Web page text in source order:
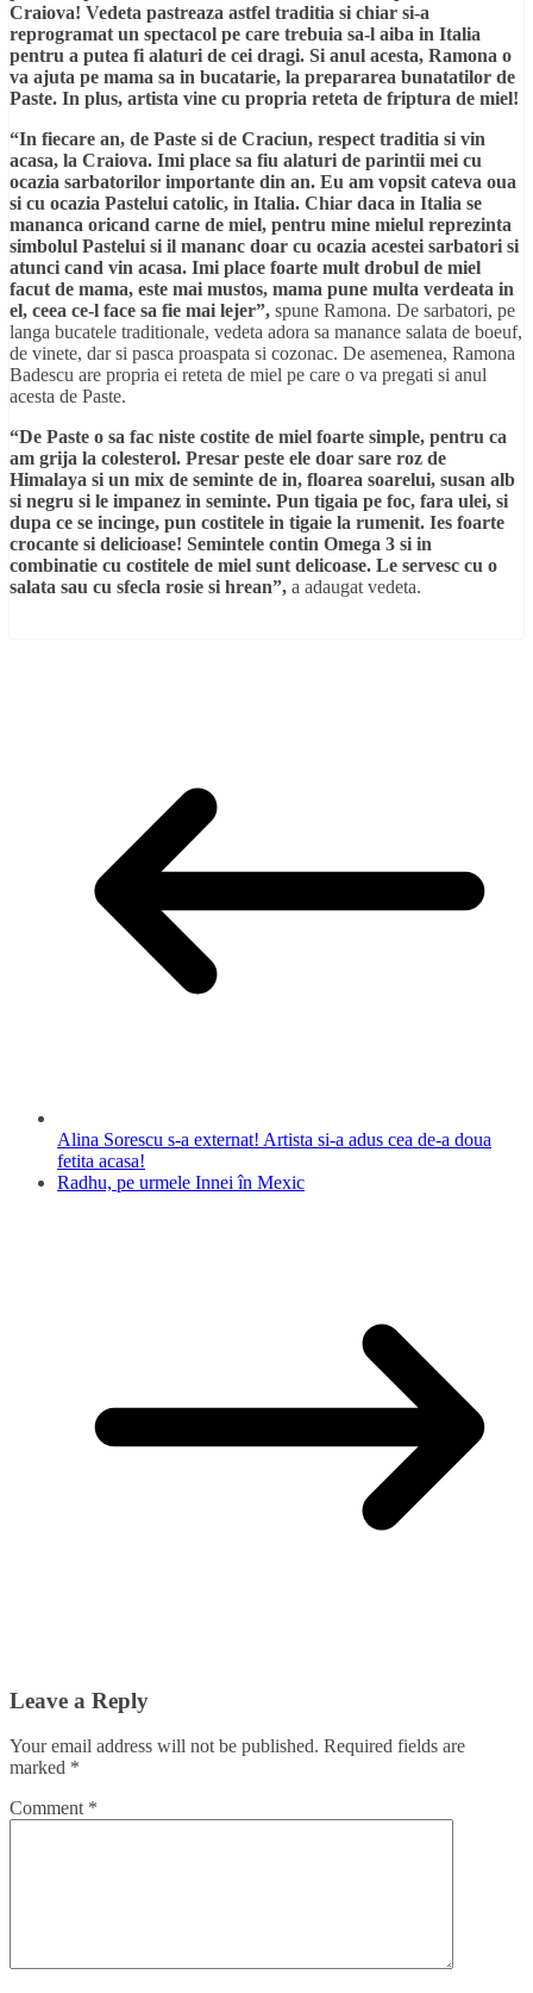
Craiova! Vedeta pastreaza astfel traditia si chiar si-a
reprogramat un spectacol pe care trebuia sa-l aiba in Italia
pentru a putea fi alaturi de cei dragi. Si anul acesta, Ramona o
va ajuta pe mama sa in bucatarie, la prepararea bunatatilor de
Paste. In plus, artista vine cu propria reteta de friptura de miel!
“In fiecare an, de Paste si de Craciun, respect traditia si vin
acasa, la Craiova. Imi place sa fiu alaturi de parintii mei cu
ocazia sarbatorilor importante din an. Eu am vopsit cateva oua
si cu ocazia Pastelui catolic, in Italia. Chiar daca in Italia se
mananca oricand carne de miel, pentru mine mielul reprezinta
simbolul Pastelui si il mananc doar cu ocazia acestei sarbatori si
atunci cand vin acasa. Imi place foarte mult drobul de miel
facut de mama, este mai mustos, mama pune multa verdeata in
el, ceea ce-l face sa fie mai lejer”, spune Ramona. De sarbatori, pe
langa bucatele traditionale, vedeta adora sa manance salata de boeuf,
de vinete, dar si pasca proaspata si cozonac. De asemenea, Ramona
Badescu are propria ei reteta de miel pe care o va pregati si anul
acesta de Paste.
“De Paste o sa fac niste costite de miel foarte simple, pentru ca
am grija la colesterol. Presar peste ele doar sare roz de
Himalaya si un mix de seminte de in, floarea soarelui, susan alb
si negru si le impanez in seminte. Pun tigaia pe foc, fara ulei, si
dupa ce se incinge, pun costitele in tigaie la rumenit. Ies foarte
crocante si delicioase! Semintele contin Omega 3 si in
combinatie cu costitele de miel sunt delicoase. Le servesc cu o
salata sau cu sfecla rosie si hrean”, a adaugat vedeta.
Alina Sorescu s-a externat! Artista si-a adus cea de-a doua
fetita acasa!
Radhu, pe urmele Innei în Mexic
Leave a Reply
Your email address will not be published. Required fields are
marked *
Comment *